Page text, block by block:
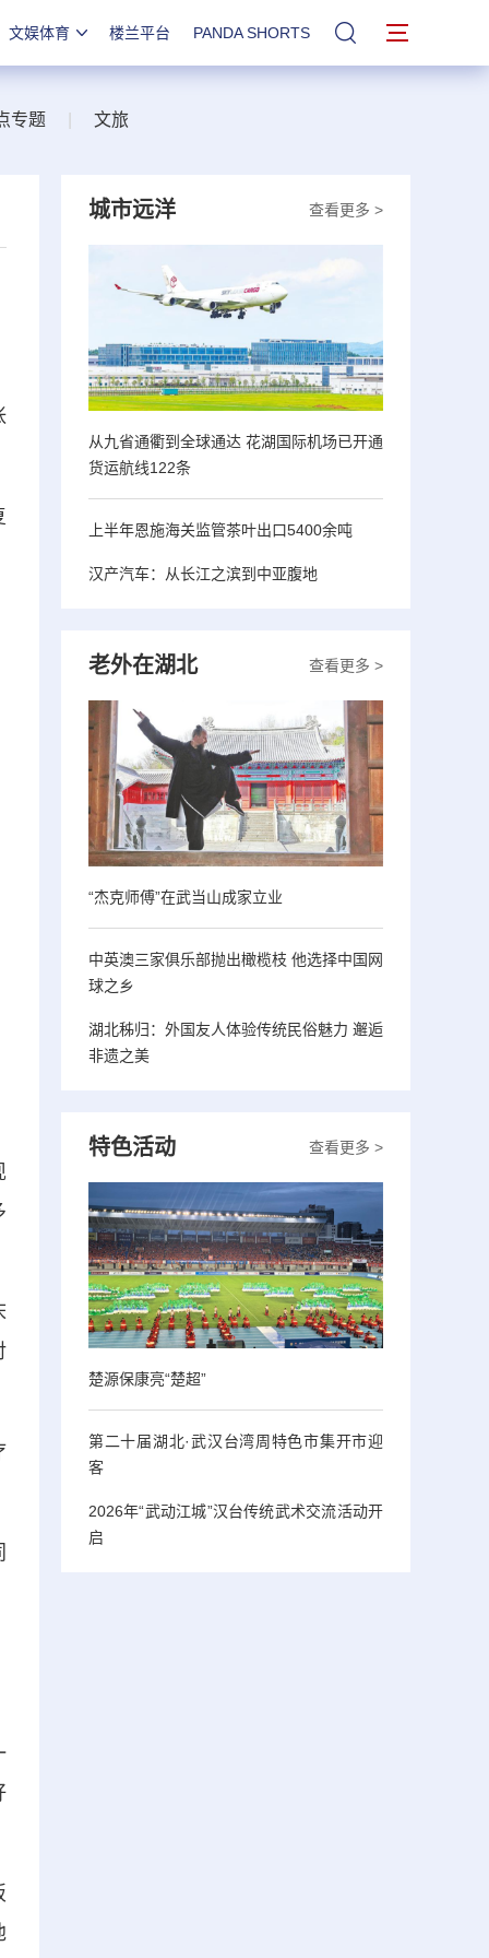
文娱体育 楼兰平台 PANDA SHORTS 站内搜索
专题 文旅
查看更多 >
城市远洋
从九省通衢到全球通达 花湖国际机场已开通
货运航线122条
上半年恩施海关监管茶叶出口5400余吨
汉产汽车：从长江之滨到中亚腹地
查看更多 >
老外在湖北
“杰克师傅”在武当山成家立业
中英澳三家俱乐部抛出橄榄枝 他选择中国网
球之乡
湖北秭归：外国友人体验传统民俗魅力 邂逅
非遗之美
查看更多 >
特色活动
楚源保康亮“楚超”
第二十届湖北·武汉台湾周特色市集开市迎
客
2026年“武动江城”汉台传统武术交流活动开
启